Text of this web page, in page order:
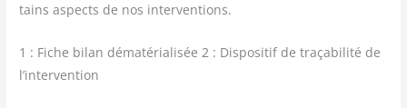
tains aspects de nos interventions.
1 : Fiche bilan déma­té­ria­li­sée 2 : Dis­po­si­tif de tra­ça­bi­li­té de
l’intervention